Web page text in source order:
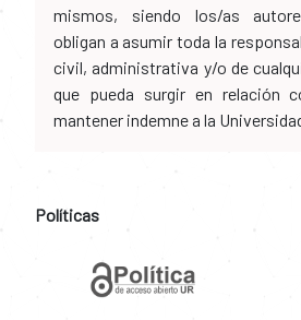
mismos, siendo los/as
obligan a asumir toda la
civil, administrativa y/o de
que pueda surgir en relación
mantener indemne a la
Políticas